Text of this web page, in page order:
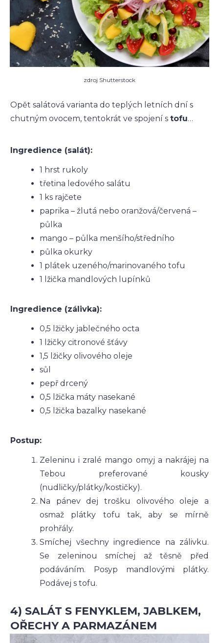
zdroj Shutterstock
Opět salátová varianta do teplých letních dní s
chutným ovocem, tentokrát ve spojení s tofu…
Ingredience (salát):
1 hrst rukoly
třetina ledového salátu
1 ks rajčete
paprika – žlutá nebo oranžová/červená –
půlka
mango – půlka menšího/středního
půlka okurky
1 plátek uzeného/marinovaného tofu
1 lžička mandlových lupínků
Ingredience (zálivka):
0,5 lžičky jablečného octa
1 lžičky citronové šťávy
1,5 lžičky olivového oleje
sůl
pepř drcený
0,5 lžička máty nasekané
0,5 lžička bazalky nasekané
Postup:
Zeleninu i zralé mango omyj a nakrájej na
Tebou preferované kousky
(nudličky/plátky/kostičky).
Na pánev dej trošku olivového oleje a
osmaž plátky tofu tak, aby se mírně
prohřály.
Smíchej všechny ingredience na zálivku.
Se zeleninou smíchej až těsně před
podáváním. Posyp mandlovými plátky.
Podávej s tofu.
4) SALÁT S FENYKLEM, JABLKEM,
OŘECHY A PARMAZÁNEM